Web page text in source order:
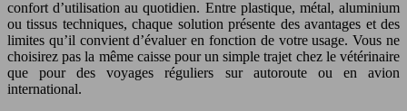
confort d’utilisation au quotidien. Entre plastique, métal, aluminium
ou tissus techniques, chaque solution présente des avantages et des
limites qu’il convient d’évaluer en fonction de votre usage. Vous ne
choisirez pas la même caisse pour un simple trajet chez le vétérinaire
que pour des voyages réguliers sur autoroute ou en avion
international.